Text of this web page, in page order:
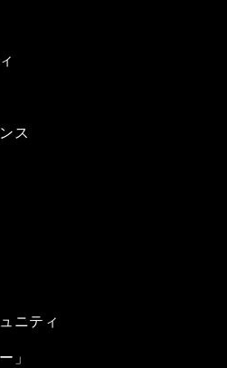
ス
ニティ
」